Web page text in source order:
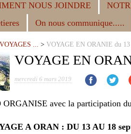
NOUS JOINDRE
On nous communique.....
VOYAGES ... >VOYAGE EN ORANIE du 13
VOYAGE EN
mercredi 6 mars 2019
ORGANISE avec la participation
A ORAN : DU 13 AU 18